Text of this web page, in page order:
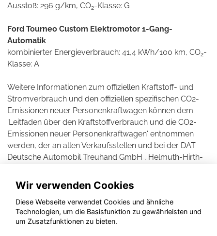
Ausstoß: 296 g/km, CO2-Klasse: G
Ford Tourneo Custom Elektromotor 1-Gang-
Automatik
kombinierter Energieverbrauch: 41,4 kWh/100 km, CO2-
Klasse: A
Weitere Informationen zum offiziellen Kraftstoff- und
Stromverbrauch und den offiziellen spezifischen CO2-
Emissionen neuer Personenkraftwagen können dem
'Leitfaden über den Kraftstoffverbrauch und die CO2-
Emissionen neuer Personenkraftwagen' entnommen
werden, der an allen Verkaufsstellen und bei der DAT
Deutsche Automobil Treuhand GmbH , Helmuth-Hirth-
© konjunkturmotor.de GmbH 2020 - 2026
Wir verwenden Cookies
Diese Webseite verwendet Cookies und ähnliche
Technologien, um die Basisfunktion zu gewährleisten und
um Zusatzfunktionen zu bieten.